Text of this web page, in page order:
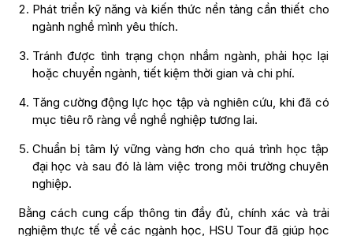
Phát triển kỹ năng và kiến thức nền tảng cần thiết cho
ngành nghề mình yêu thích.
Tránh được tình trạng chọn nhầm ngành, phải học lại
hoặc chuyển ngành, tiết kiệm thời gian và chi phí.
Tăng cường động lực học tập và nghiên cứu, khi đã có
mục tiêu rõ ràng về nghề nghiệp tương lai.
Chuẩn bị tâm lý vững vàng hơn cho quá trình học tập
đại học và sau đó là làm việc trong môi trường chuyên
nghiệp.
Bằng cách cung cấp thông tin đầy đủ, chính xác và trải
nghiệm thực tế về các ngành học, HSU Tour đã giúp học